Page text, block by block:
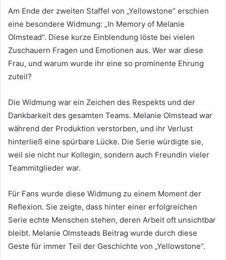
Am Ende der zweiten Staffel von „Yellowstone“ erschien
eine besondere Widmung: „In Memory of Melanie
Olmstead“. Diese kurze Einblendung löste bei vielen
Zuschauern Fragen und Emotionen aus. Wer war diese
Frau, und warum wurde ihr eine so prominente Ehrung
zuteil?
Die Widmung war ein Zeichen des Respekts und der
Dankbarkeit des gesamten Teams. Melanie Olmstead war
während der Produktion verstorben, und ihr Verlust
hinterließ eine spürbare Lücke. Die Serie würdigte sie,
weil sie nicht nur Kollegin, sondern auch Freundin vieler
Teammitglieder war.
Für Fans wurde diese Widmung zu einem Moment der
Reflexion. Sie zeigte, dass hinter einer erfolgreichen
Serie echte Menschen stehen, deren Arbeit oft unsichtbar
bleibt. Melanie Olmsteads Beitrag wurde durch diese
Geste für immer Teil der Geschichte von „Yellowstone“.